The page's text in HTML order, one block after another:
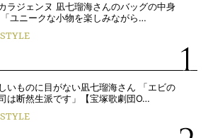
ラジェンヌ 凪七瑠海さんのバッグの中身
ユニークな小物を楽しみながら…
いものに目がない凪七瑠海さん 「エビの
は断然生派です」【宝塚歌劇団O…